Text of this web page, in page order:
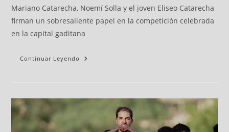
Mariano Catarecha, Noemí Solla y el joven Eliseo Catarecha
firman un sobresaliente papel en la competición celebrada
en la capital gaditana
Continuar Leyendo